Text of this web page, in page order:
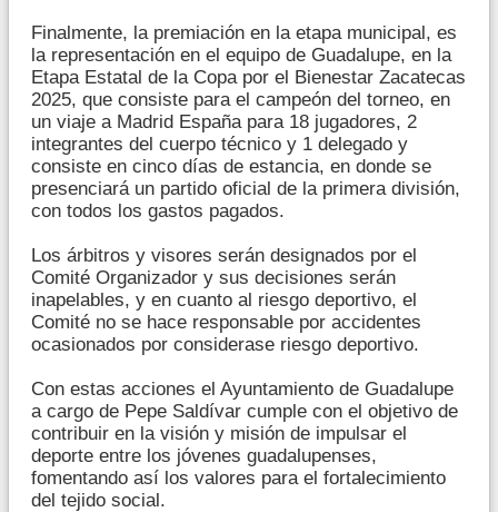
Finalmente, la premiación en la etapa municipal, es
la representación en el equipo de Guadalupe, en la
Etapa Estatal de la Copa por el Bienestar Zacatecas
2025, que consiste para el campeón del torneo, en
un viaje a Madrid España para 18 jugadores, 2
integrantes del cuerpo técnico y 1 delegado y
consiste en cinco días de estancia, en donde se
presenciará un partido oficial de la primera división,
con todos los gastos pagados.
Los árbitros y visores serán designados por el
Comité Organizador y sus decisiones serán
inapelables, y en cuanto al riesgo deportivo, el
Comité no se hace responsable por accidentes
ocasionados por considerase riesgo deportivo.
Con estas acciones el Ayuntamiento de Guadalupe
a cargo de Pepe Saldívar cumple con el objetivo de
contribuir en la visión y misión de impulsar el
deporte entre los jóvenes guadalupenses,
fomentando así los valores para el fortalecimiento
del tejido social.